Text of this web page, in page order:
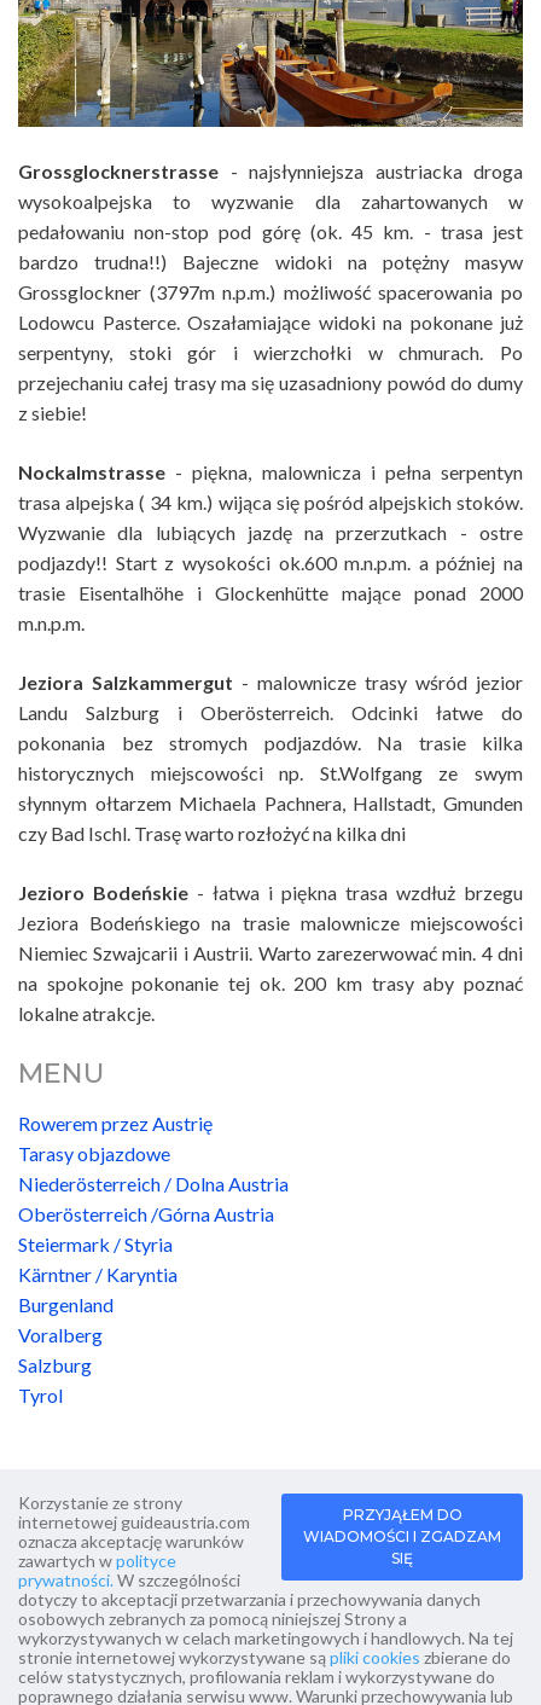
Grossglocknerstrasse - najsłynniejsza austriacka droga
wysokoalpejska to wyzwanie dla zahartowanych w
pedałowaniu non-stop pod górę (ok. 45 km. - trasa jest
bardzo trudna!!) Bajeczne widoki na potężny masyw
Grossglockner (3797m n.p.m.) możliwość spacerowania po
Lodowcu Pasterce. Oszałamiające widoki na pokonane już
serpentyny, stoki gór i wierzchołki w chmurach. Po
przejechaniu całej trasy ma się uzasadniony powód do dumy
z siebie!
Nockalmstrasse - piękna, malownicza i pełna serpentyn
trasa alpejska ( 34 km.) wijąca się pośród alpejskich stoków.
Wyzwanie dla lubiących jazdę na przerzutkach - ostre
podjazdy!! Start z wysokości ok.600 m.n.p.m. a później na
trasie Eisentalhöhe i Glockenhütte mające ponad 2000
m.n.p.m.
Jeziora Salzkammergut - malownicze trasy wśród jezior
Landu Salzburg i Oberösterreich. Odcinki łatwe do
pokonania bez stromych podjazdów. Na trasie kilka
historycznych miejscowości np. St.Wolfgang ze swym
słynnym ołtarzem Michaela Pachnera, Hallstadt, Gmunden
czy Bad Ischl. Trasę warto rozłożyć na kilka dni
Jezioro Bodeńskie - łatwa i piękna trasa wzdłuż brzegu
Jeziora Bodeńskiego na trasie malownicze miejscowości
Niemiec Szwajcarii i Austrii. Warto zarezerwować min. 4 dni
na spokojne pokonanie tej ok. 200 km trasy aby poznać
lokalne atrakcje.
MENU
Rowerem przez Austrię
Tarasy objazdowe
Niederösterreich / Dolna Austria
Oberösterreich /Górna Austria
Steiermark / Styria
Kärntner / Karyntia
Burgenland
Voralberg
Salzburg
Tyrol
Copyright guideaustria.com 2019-2026IT.PStudio
projektowanie stron www
PRZYJĄŁEM DO
WIADOMOŚCI I ZGADZAM
SIĘ
Korzystanie ze strony
internetowej guideaustria.com
oznacza akceptację warunków
zawartych wpolityce
prywatności.W szczególności
dotyczy to akceptacji przetwarzania i przechowywania danych
osobowych zebranych za pomocą niniejszej Strony a
wykorzystywanych w celach marketingowych i handlowych. Na tej
stronie internetowej wykorzystywane sąpliki cookies zbierane do
celów statystycznych, profilowania reklam i wykorzystywane do
poprawnego działania serwisu www. Warunki przechowywania lub